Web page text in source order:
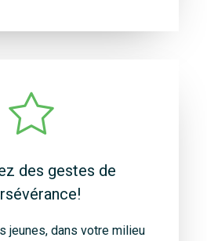
des gestes de
jeunes, dans votre milieu